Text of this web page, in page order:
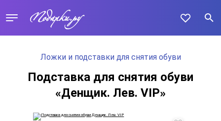
Ложки и подставки для снятия обуви
Подставка для снятия обуви
«Денщик. Лев. VIP»